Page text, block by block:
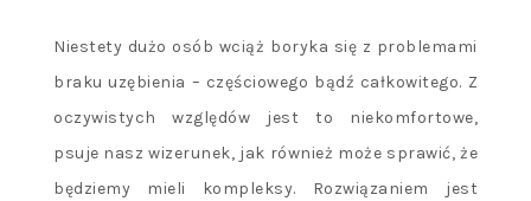
Niestety dużo osób wciąż boryka się z problemami
braku uzębienia – częściowego bądź całkowitego. Z
oczywistych względów jest to niekomfortowe,
psuje nasz wizerunek, jak również może sprawić, że
będziemy mieli kompleksy. Rozwiązaniem jest